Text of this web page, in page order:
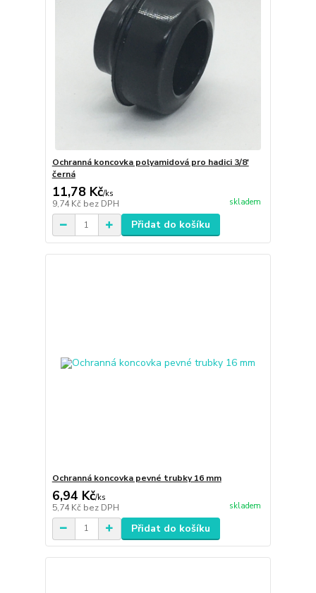
Ochranná koncovka polyamidová pro hadici 3/8'
černá
11,78 Kč/ks
9,74 Kč bez DPH skladem
Přidat do košíku
Ochranná koncovka pevné trubky 16 mm
6,94 Kč/ks
5,74 Kč bez DPH skladem
Přidat do košíku